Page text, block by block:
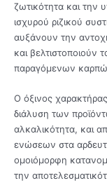
ζωτικότητα και την
ισχυρού ριζικού
αυξάνουν την
και βελτιστοποιούν
παραγόμενων
Ο όξινος
διάλυση των
αλκαλικότητα, και
ενώσεων στα
ομοιόμορφη
την